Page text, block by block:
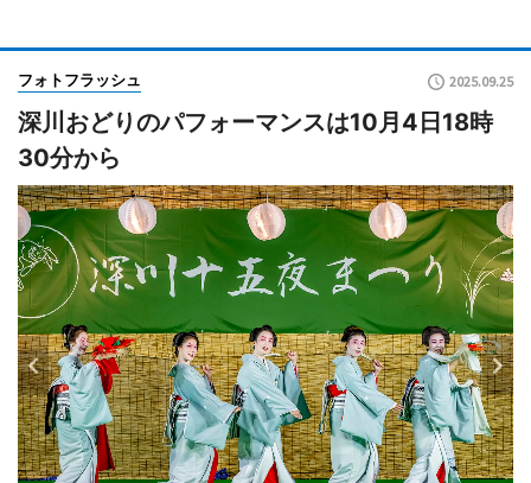
フォトフラッシュ 2025.09.25
深川おどりのパフォーマンスは10月4日18時
30分から